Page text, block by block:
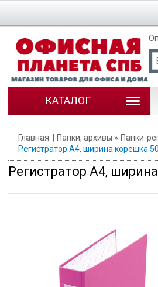
КАТАЛОГ
Главная Папки, архивы Папки-
Регистратор A4, ширина корешка
Регистратор A4,